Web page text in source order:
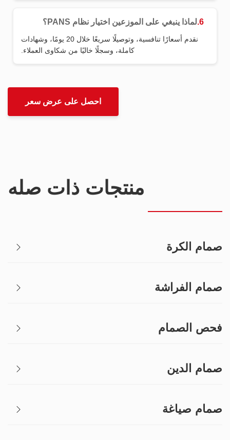
6. لماذا ينبغي على الموزعين اختيار نظام PANS؟
نقدم أسعارًا تنافسية، وتوصيلًا سريعًا خلال 20 يومًا، وشهادات
كاملة، وسجلًا خاليًا من شكاوى العملاء.
احصل على عرض سعر
منتجات ذات صله
صمام الكرة
صمام الفراشة
فحص الصمام
صمام الدين
صمام صياغة